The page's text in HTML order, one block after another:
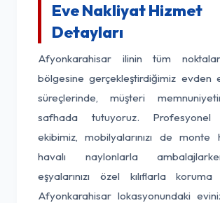
Eve Nakliyat Hizmet
Detayları
Afyonkarahisar ilinin tüm
bölgesine gerçekleştirdiğimiz evden
süreçlerinde, müşteri
safhada tutuyoruz. Profesyonel
ekibimiz, mobilyalarınızı de
havalı naylonlarla
eşyalarınızı özel kılıflarla
Afyonkarahisar lokasyonundaki